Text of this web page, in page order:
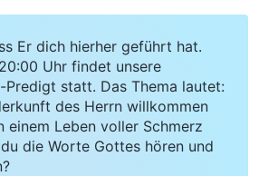
Er dich hierher geführt hat.
Uhr findet unsere
Predigt statt. Das Thema lautet:
des Herrn willkommen
einem Leben voller Schmerz
die Worte Gottes hören und